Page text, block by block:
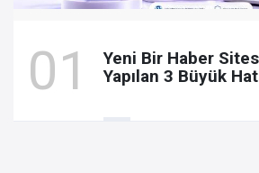
Yeni Bir Haber
Yapılan 3 Büyük